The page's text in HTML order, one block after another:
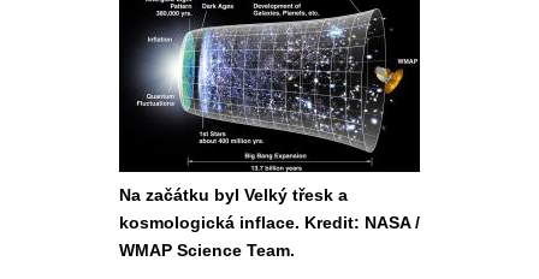
Na začátku byl Velký třesk a
kosmologická inflace. Kredit: NASA /
WMAP Science Team.